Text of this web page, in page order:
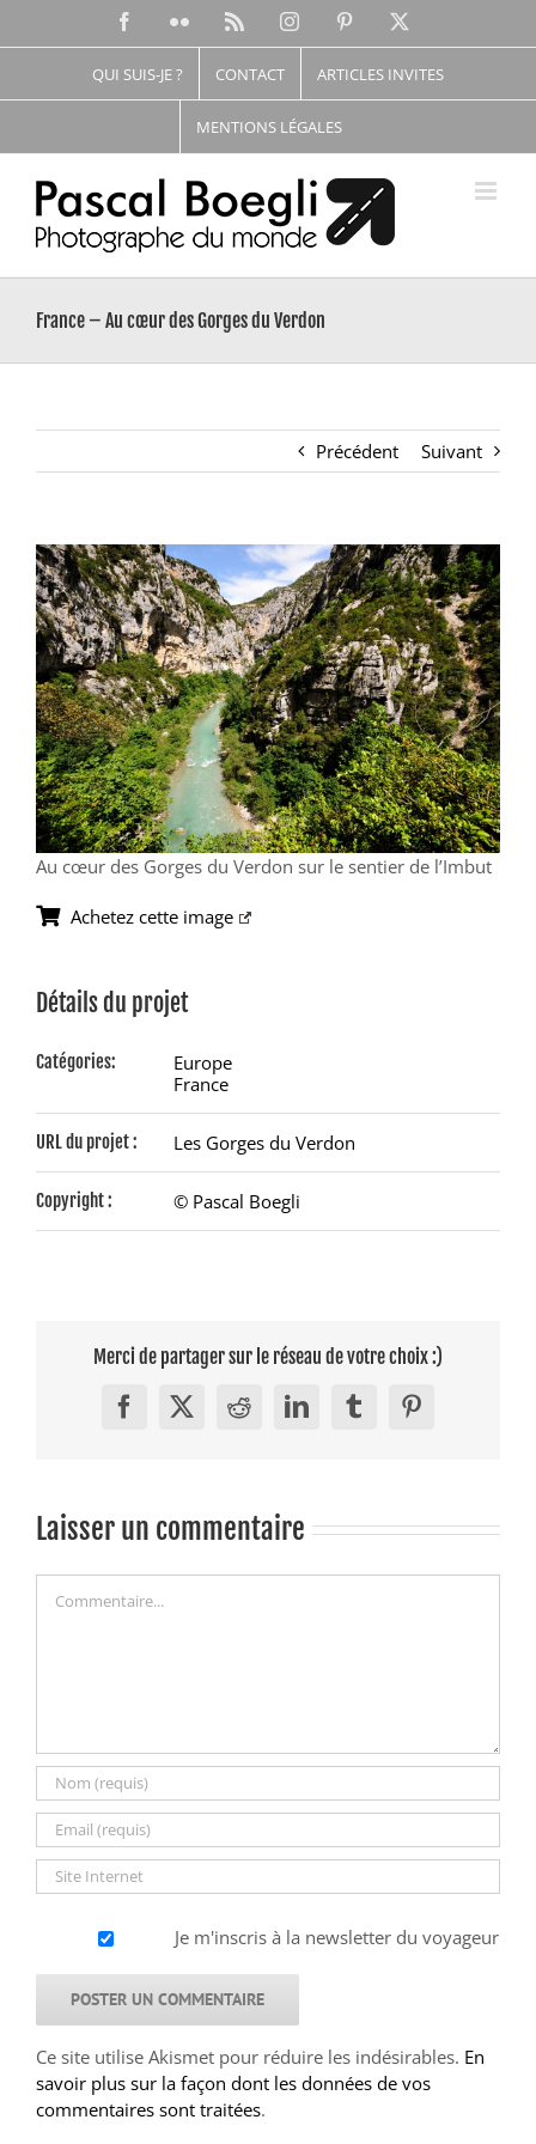
FacebookFlickr InstagramPinterest
QUI SUIS-JE ? CONTACT ARTICLES INVITES
MENTIONS LÉGALES
France – Au cœur des Gorges du Verdon
Précédent Suivant
View
Larger
Image
Au cœur des Gorges du Verdon sur le sentier de l’Imbut
Achetez cette image
Détails du projet
Catégories:
Europe
France
URL du projet : Les Gorges du Verdon
Copyright : © Pascal Boegli
Merci de partager sur le réseau de votre choix :)
Facebook
X RedditLinkedInTumblrPinterest
Laisser un commentaire
Je m'inscris à la newsletter du voyageur
Ce site utilise Akismet pour réduire les indésirables. En
savoir plus sur la façon dont les données de vos
commentaires sont traitées.